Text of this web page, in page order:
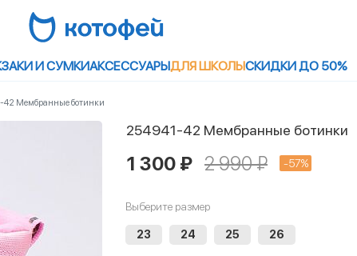
И СУМКИАКСЕССУАРЫДЛЯ ШКОЛЫСКИДКИ ДО 50%
42 Мембранные ботинки
254941-42 Мембранные ботинки
1 300 ₽ 2 990 ₽ -57%
Выберите размер
23 24 25 26